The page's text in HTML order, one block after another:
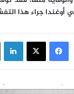
أوغندا جراء هذا
فيسبوك‫X